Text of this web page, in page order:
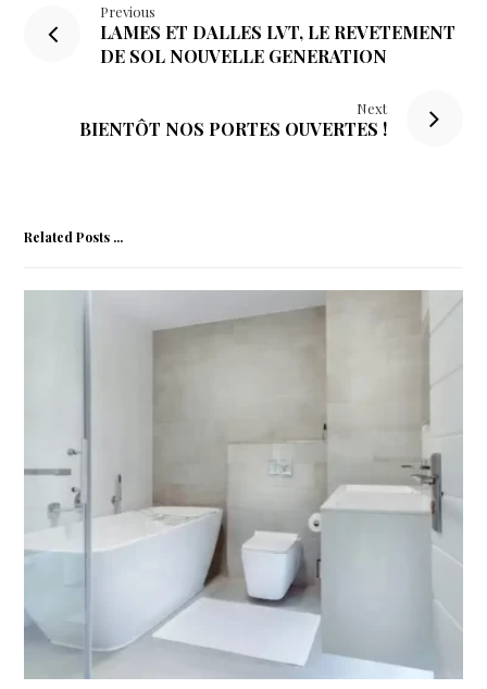
Previous
LAMES ET DALLES LVT, LE REVETEMENT
DE SOL NOUVELLE GENERATION
Next
BIENTÔT NOS PORTES OUVERTES !
Related Posts ...